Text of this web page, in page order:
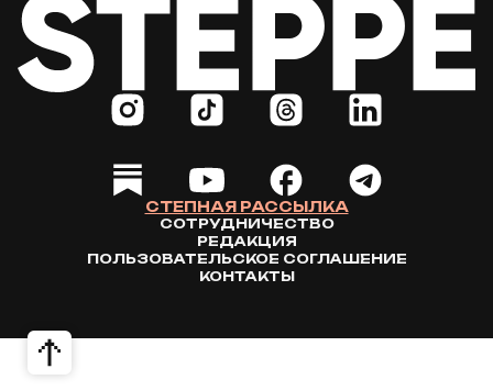
СТЕПНАЯ РАССЫЛКА
СОТРУДНИЧЕСТВО
РЕДАКЦИЯ
ПОЛЬЗОВАТЕЛЬСКОЕ СОГЛАШЕНИЕ
КОНТАКТЫ